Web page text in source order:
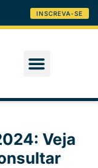
INSCREVA-SE
Veja